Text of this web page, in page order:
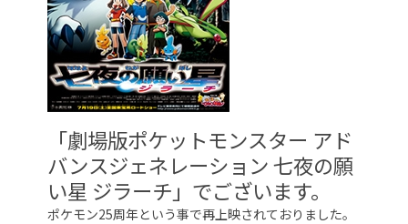
「劇場版ポケットモンスター アド
バンスジェネレーション 七夜の願
い星 ジラーチ」でございます。
ポケモン25周年という事で再上映されておりました。